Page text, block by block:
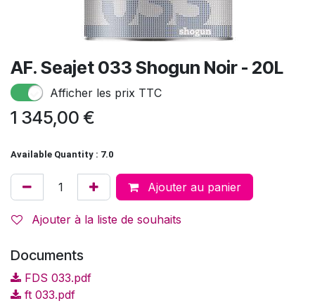
AF. Seajet 033 Shogun Noir - 20L
Afficher les prix TTC
1 345,00 €
Available Quantity : 7.0
Ajouter au panier
Ajouter à la liste de souhaits
Documents
FDS 033.pdf
ft 033.pdf